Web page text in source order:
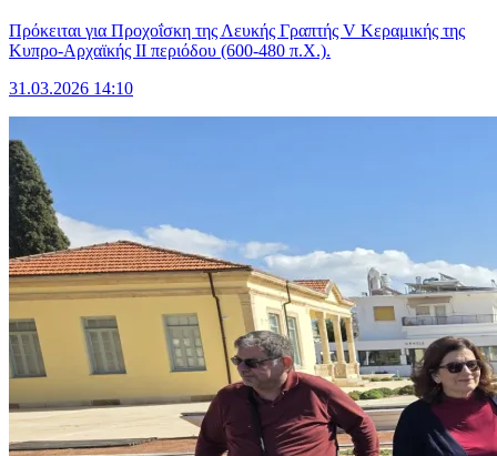
Πρόκειται για Προχοΐσκη της Λευκής Γραπτής V Κεραμικής της
Κυπρο-Αρχαϊκής IΙ περιόδου (600-480 π.Χ.).
31.03.2026 14:10